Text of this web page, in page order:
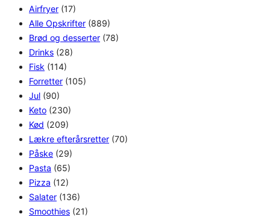
Airfryer (17)
Alle Opskrifter (889)
Brød og desserter (78)
Drinks (28)
Fisk (114)
Forretter (105)
Jul (90)
Keto (230)
Kød (209)
Lækre efterårsretter (70)
Påske (29)
Pasta (65)
Pizza (12)
Salater (136)
Smoothies (21)